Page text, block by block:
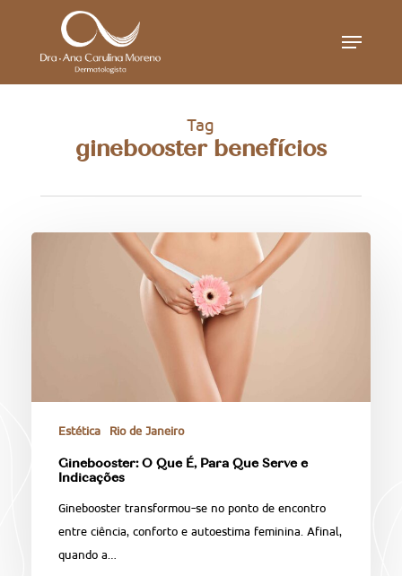
Menu
Tag
ginebooster benefícios
Estética Rio de Janeiro
Ginebooster: O Que É, Para Que Serve e
Indicações
Ginebooster transformou-se no ponto de encontro
entre ciência, conforto e autoestima feminina. Afinal,
quando a…